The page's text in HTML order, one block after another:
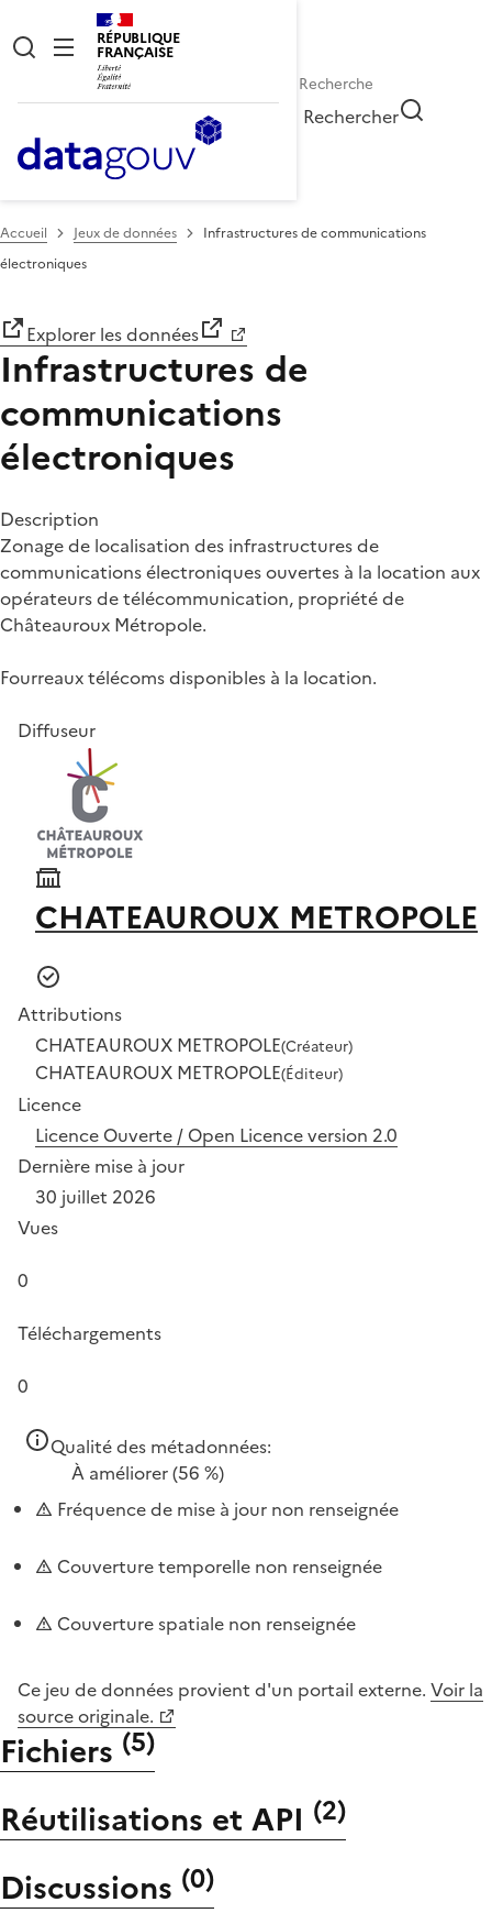
RÉPUBLIQUE
FRANÇAISE
Rechercher
Accueil Jeux de données
Infrastructures de communications
électroniques
Explorer les données
Infrastructures de
communications
électroniques
Description
Zonage de localisation des infrastructures de
communications électroniques ouvertes à la location aux
opérateurs de télécommunication, propriété de
Châteauroux Métropole.
Fourreaux télécoms disponibles à la location.
Diffuseur
CHATEAUROUX METROPOLE
Attributions
CHATEAUROUX METROPOLE(Créateur)
CHATEAUROUX METROPOLE(Éditeur)
Licence
Licence Ouverte / Open Licence version 2.0
Dernière mise à jour
30 juillet 2026
Vues
0
Téléchargements
0
Qualité des métadonnées:
À améliorer(56 %)
Fréquence de mise à jour non renseignée
Couverture temporelle non renseignée
Couverture spatiale non renseignée
Ce jeu de données provient d'un portail externe. Voir la
source originale.
Fichiers (5)
Réutilisations et API (2)
Discussions (0)